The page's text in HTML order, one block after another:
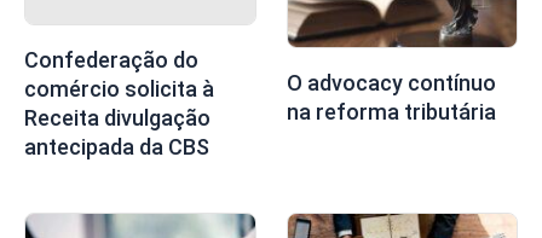
Confederação do
comércio solicita à
Receita divulgação
antecipada da CBS
O advocacy contínuo
na reforma tributária